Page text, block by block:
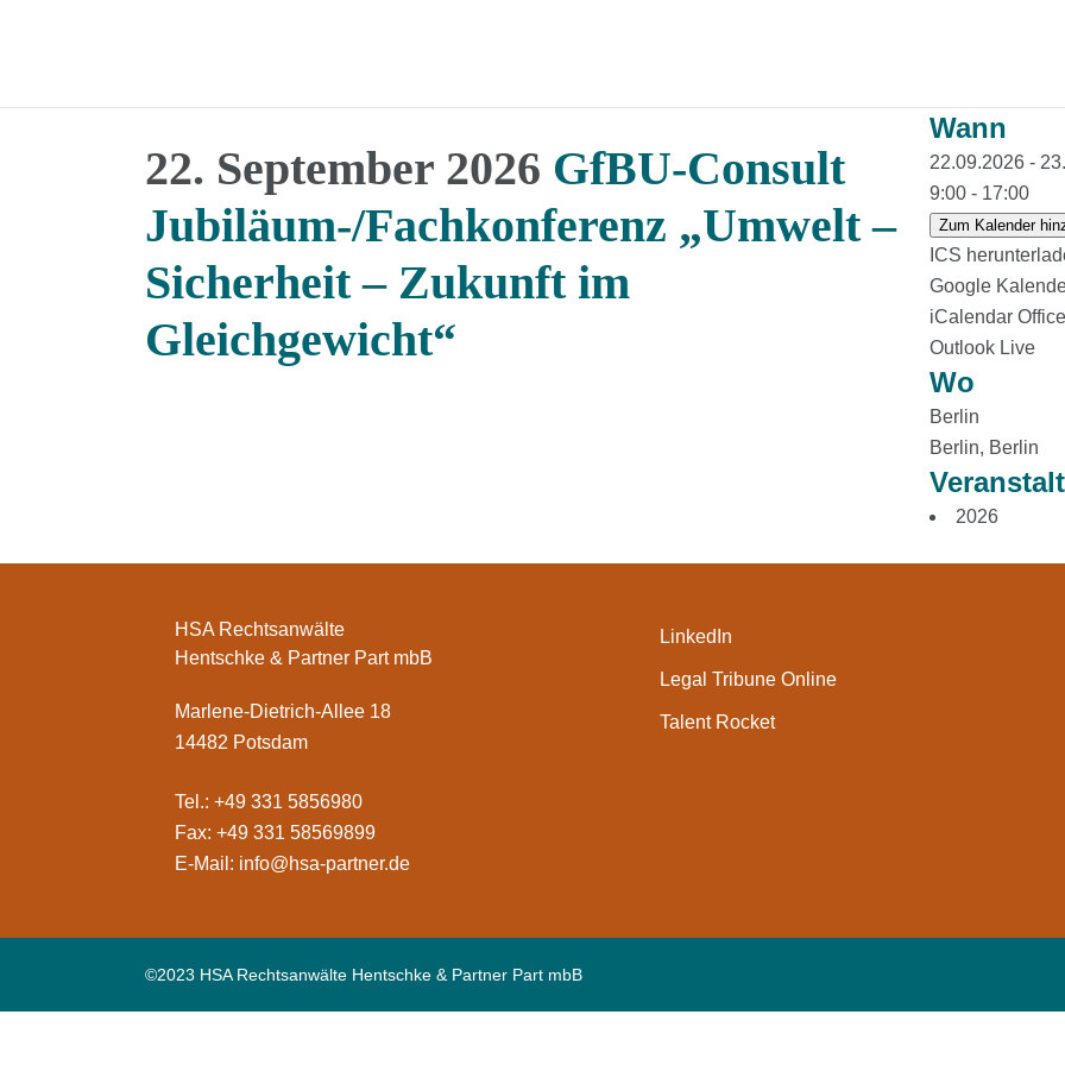
22. September 2026 GfBU-Consult
Jubiläum-/Fachkonferenz „Umwelt –
Sicherheit – Zukunft im
Gleichgewicht“
Wann
22.09.2026 -
9:00 - 17:00
Zum Kalender
ICS
Google
iCalendar
Outlook Live
Wo
Berlin
Berlin, Berlin
2026
HSA Rechtsanwälte
Hentschke & Partner Part mbB
Marlene-Dietrich-Allee 18
14482 Potsdam
Tel.: +49 331 5856980
Fax: +49 331 58569899
E-Mail: info@hsa-partner.de
LinkedIn
Legal Tribune Online
Talent Rocket
©2023 HSA Rechtsanwälte Hentschke & Partner Part mbB